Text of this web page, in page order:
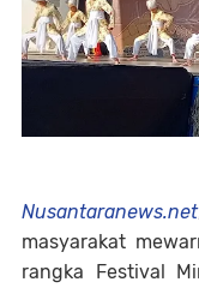
Nusantaranews.net
masyarakat
rangka Festival